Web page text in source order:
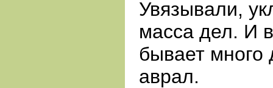
Увязывали,
масса дел. И
бывает много
аврал.